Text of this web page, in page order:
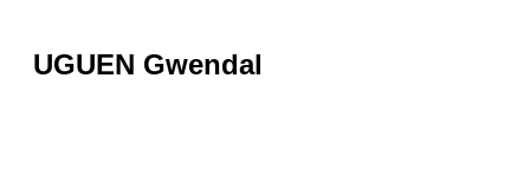
UGUEN Gwendal